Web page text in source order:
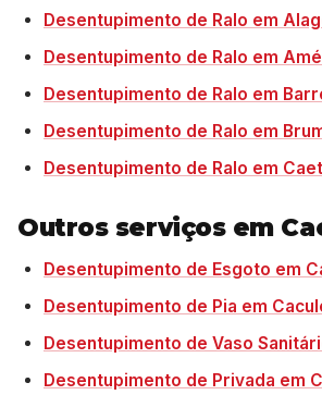
Desentupimento de Ralo em
Desentupimento de Ralo em
Desentupimento de Ralo em
Desentupimento de Ralo em
Desentupimento de Ralo em
Outros serviços em
Desentupimento de Esgoto em
Desentupimento de Pia em
Desentupimento de Vaso
Desentupimento de Privada em